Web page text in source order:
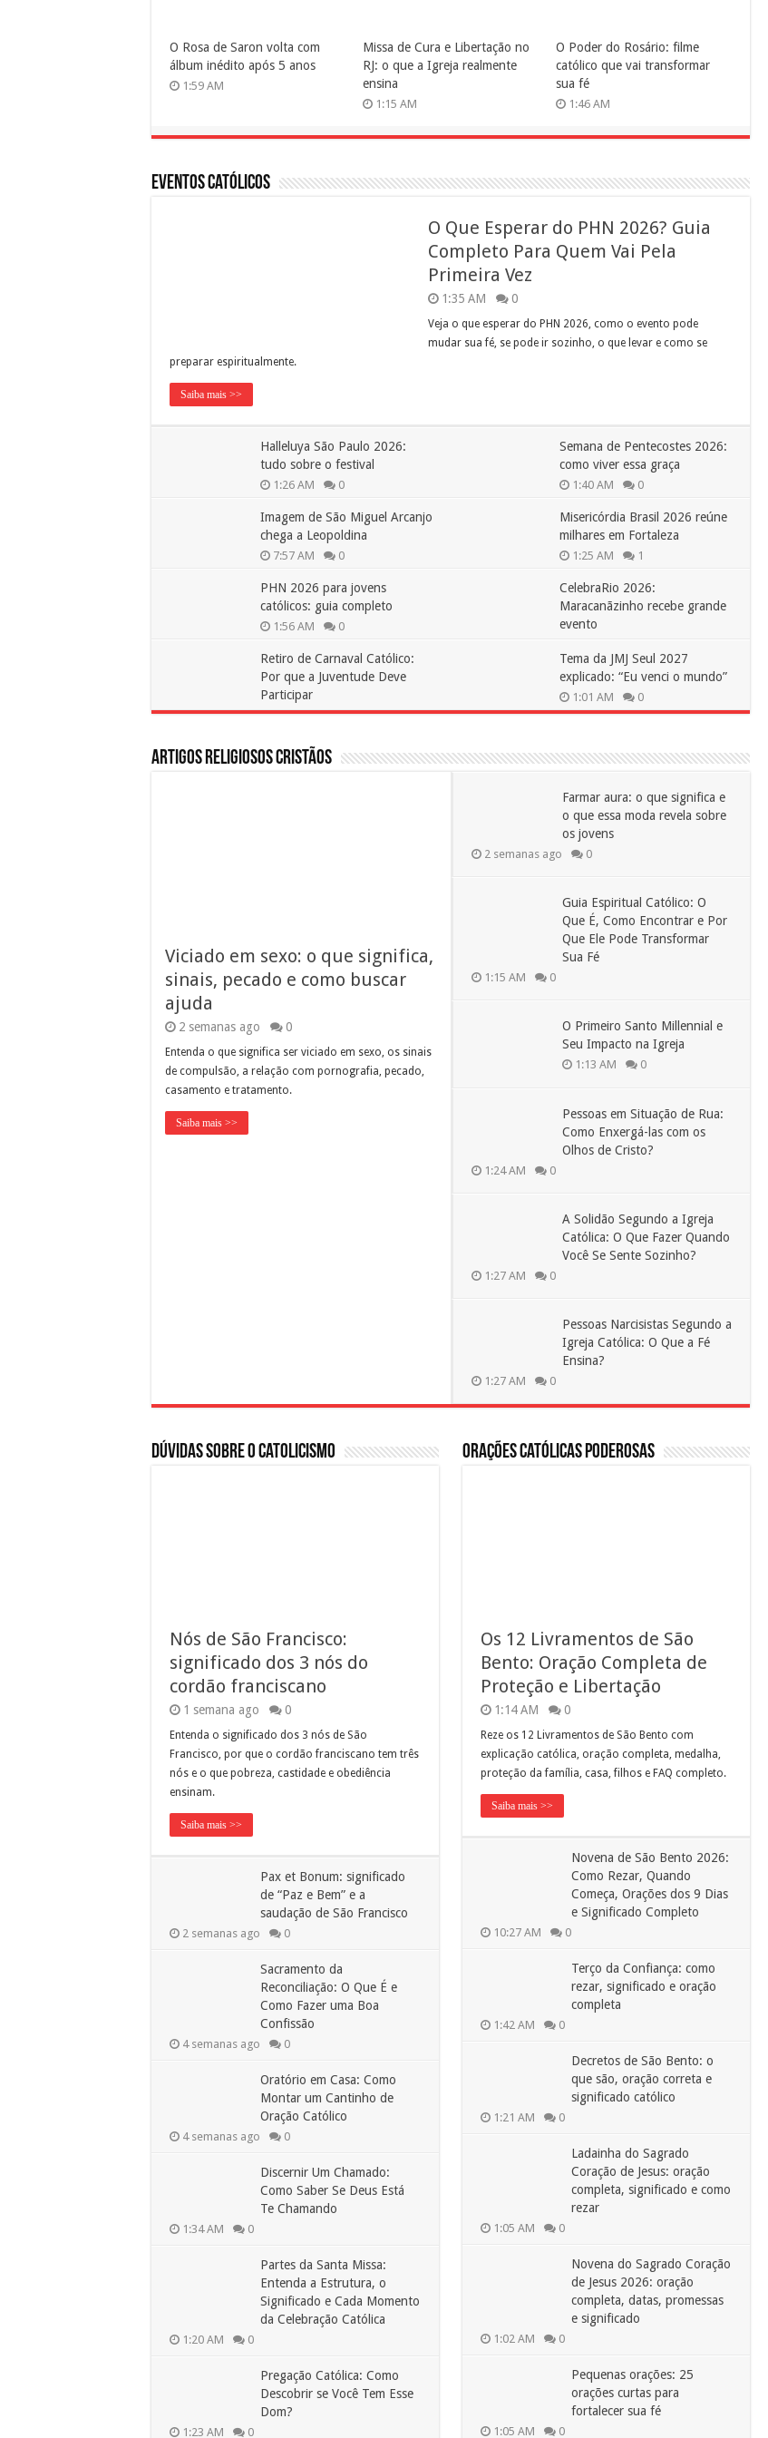
O Rosa de Saron volta com
álbum inédito após 5 anos
1:59 AM
Missa de Cura e Libertação no
RJ: o que a Igreja realmente
ensina
1:15 AM
O Poder do Rosário: filme
católico que vai transformar
sua fé
1:46 AM
Eventos Católicos
O Que Esperar do PHN 2026? Guia
Completo Para Quem Vai Pela
Primeira Vez
1:35 AM 0
Veja o que esperar do PHN 2026, como o evento pode
mudar sua fé, se pode ir sozinho, o que levar e como se
preparar espiritualmente.
Saiba mais >>
Halleluya São Paulo 2026:
tudo sobre o festival
1:26 AM 0
Semana de Pentecostes 2026:
como viver essa graça
1:40 AM 0
Imagem de São Miguel Arcanjo
chega a Leopoldina
7:57 AM 0
Misericórdia Brasil 2026 reúne
milhares em Fortaleza
1:25 AM 1
PHN 2026 para jovens
católicos: guia completo
1:56 AM 0
CelebraRio 2026:
Maracanãzinho recebe grande
evento
Retiro de Carnaval Católico:
Por que a Juventude Deve
Participar
10:54 PM 0
Tema da JMJ Seul 2027
explicado: “Eu venci o mundo”
1:01 AM 0
Artigos Religiosos Cristãos
Viciado em sexo: o que significa,
sinais, pecado e como buscar
ajuda
2 semanas ago 0
Entenda o que significa ser viciado em sexo, os sinais
de compulsão, a relação com pornografia, pecado,
casamento e tratamento.
Saiba mais >>
Farmar aura: o que significa e
o que essa moda revela sobre
os jovens
2 semanas ago 0
Guia Espiritual Católico: O
Que É, Como Encontrar e Por
Que Ele Pode Transformar
Sua Fé
1:15 AM 0
O Primeiro Santo Millennial e
Seu Impacto na Igreja
1:13 AM 0
Pessoas em Situação de Rua:
Como Enxergá-las com os
Olhos de Cristo?
1:24 AM 0
A Solidão Segundo a Igreja
Católica: O Que Fazer Quando
Você Se Sente Sozinho?
1:27 AM 0
Pessoas Narcisistas Segundo a
Igreja Católica: O Que a Fé
Ensina?
1:27 AM 0
Dúvidas sobre o Catolicismo
Nós de São Francisco:
significado dos 3 nós do
cordão franciscano
1 semana ago 0
Entenda o significado dos 3 nós de São
Francisco, por que o cordão franciscano tem três
nós e o que pobreza, castidade e obediência
ensinam.
Saiba mais >>
Pax et Bonum: significado
de “Paz e Bem” e a
saudação de São Francisco
2 semanas ago 0
Sacramento da
Reconciliação: O Que É e
Como Fazer uma Boa
Confissão
4 semanas ago 0
Oratório em Casa: Como
Montar um Cantinho de
Oração Católico
4 semanas ago 0
Discernir Um Chamado:
Como Saber Se Deus Está
Te Chamando
1:34 AM 0
Partes da Santa Missa:
Entenda a Estrutura, o
Significado e Cada Momento
da Celebração Católica
1:20 AM 0
Pregação Católica: Como
Descobrir se Você Tem Esse
Dom?
1:23 AM 0
Orações Católicas Poderosas
Os 12 Livramentos de São
Bento: Oração Completa de
Proteção e Libertação
1:14 AM 0
Reze os 12 Livramentos de São Bento com
explicação católica, oração completa, medalha,
proteção da família, casa, filhos e FAQ completo.
Saiba mais >>
Novena de São Bento 2026:
Como Rezar, Quando
Começa, Orações dos 9 Dias
e Significado Completo
10:27 AM 0
Terço da Confiança: como
rezar, significado e oração
completa
1:42 AM 0
Decretos de São Bento: o
que são, oração correta e
significado católico
1:21 AM 0
Ladainha do Sagrado
Coração de Jesus: oração
completa, significado e como
rezar
1:05 AM 0
Novena do Sagrado Coração
de Jesus 2026: oração
completa, datas, promessas
e significado
1:02 AM 0
Pequenas orações: 25
orações curtas para
fortalecer sua fé
1:05 AM 0